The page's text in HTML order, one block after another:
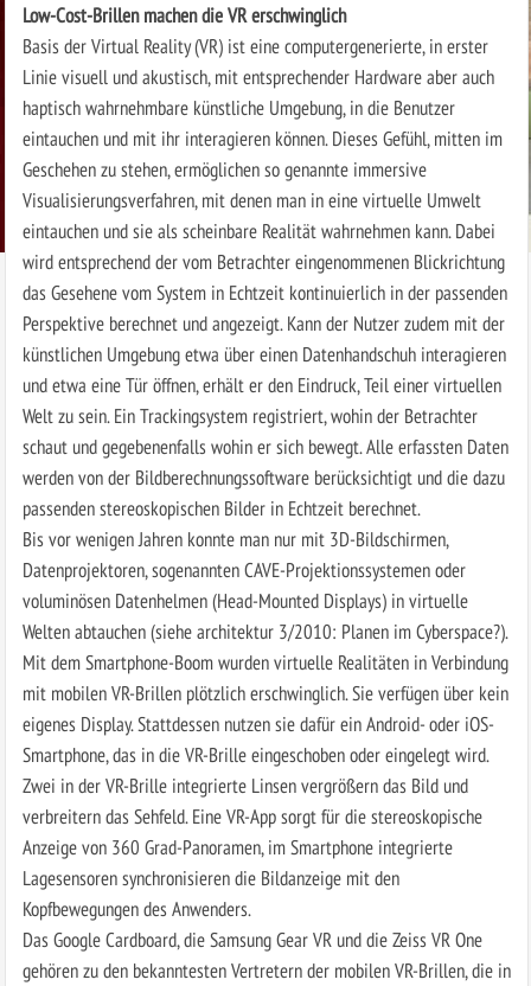
Low-Cost-Brillen machen die VR erschwinglich
Basis der Virtual Reality (VR) ist eine computergenerierte, in erster
Linie visuell und akustisch, mit entsprechender Hardware aber auch
haptisch wahrnehmbare künstliche Umgebung, in die Benutzer
eintauchen und mit ihr interagieren können. Dieses Gefühl, mitten im
Geschehen zu stehen, ermöglichen so genannte immersive
Visualisierungsverfahren, mit denen man in eine virtuelle Umwelt
eintauchen und sie als scheinbare Realität wahrnehmen kann. Dabei
wird entsprechend der vom Betrachter eingenommenen Blickrichtung
das Gesehene vom System in Echtzeit kontinuierlich in der passenden
Perspektive berechnet und angezeigt. Kann der Nutzer zudem mit der
künstlichen Umgebung etwa über einen Datenhandschuh interagieren
und etwa eine Tür öffnen, erhält er den Eindruck, Teil einer virtuellen
Welt zu sein. Ein Trackingsystem registriert, wohin der Betrachter
schaut und gegebenenfalls wohin er sich bewegt. Alle erfassten Daten
werden von der Bildberechnungssoftware berücksichtigt und die dazu
passenden stereoskopischen Bilder in Echtzeit berechnet.
Bis vor wenigen Jahren konnte man nur mit 3D-Bildschirmen,
Datenprojektoren, sogenannten CAVE-Projektionssystemen oder
voluminösen Datenhelmen (Head-Mounted Displays) in virtuelle
Welten abtauchen (siehe architektur 3/2010: Planen im Cyberspace?).
Mit dem Smartphone-Boom wurden virtuelle Realitäten in Verbindung
mit mobilen VR-Brillen plötzlich erschwinglich. Sie verfügen über kein
eigenes Display. Stattdessen nutzen sie dafür ein Android- oder iOS-
Smartphone, das in die VR-Brille eingeschoben oder eingelegt wird.
Zwei in der VR-Brille integrierte Linsen vergrößern das Bild und
verbreitern das Sehfeld. Eine VR-App sorgt für die stereoskopische
Anzeige von 360 Grad-Panoramen, im Smartphone integrierte
Lagesensoren synchronisieren die Bildanzeige mit den
Kopfbewegungen des Anwenders.
Das Google Cardboard, die Samsung Gear VR und die Zeiss VR One
gehören zu den bekanntesten Vertretern der mobilen VR-Brillen, die in